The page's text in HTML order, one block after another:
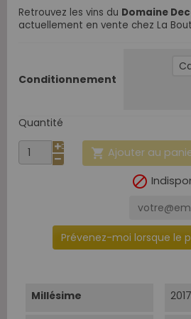
Retrouvez les vins du Domaine
actuellement en vente chez La
Conditionnement
Quantité
 Ajouter au

Prévenez-moi lorsque le
Millésime 2017